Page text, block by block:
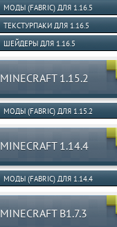
МОДЫ (FABRIC) ДЛЯ 1.16.5
ТЕКСТУРПАКИ ДЛЯ 1.16.5
ШЕЙДЕРЫ ДЛЯ 1.16.5
MINECRAFT 1.15.2
МОДЫ (FABRIC) ДЛЯ 1.15.2
MINECRAFT 1.14.4
МОДЫ (FABRIC) ДЛЯ 1.14.4
MINECRAFT B1.7.3